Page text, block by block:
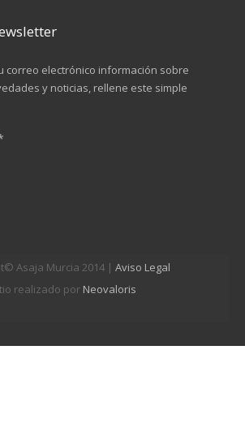
correo electrónico información sobre
y noticias, rellene este simple
Asaja Murcia 2014 | Aviso Legal
realizado por Neovaloris